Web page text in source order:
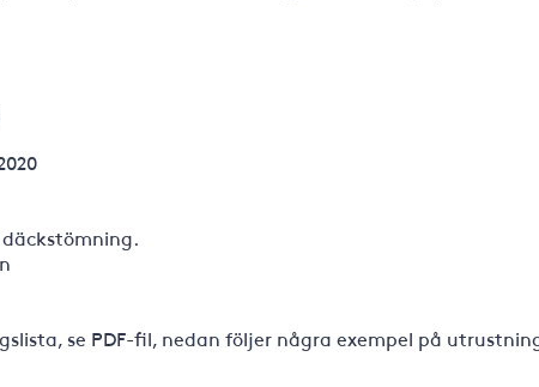
se PDF-fil, nedan följer några exempel på